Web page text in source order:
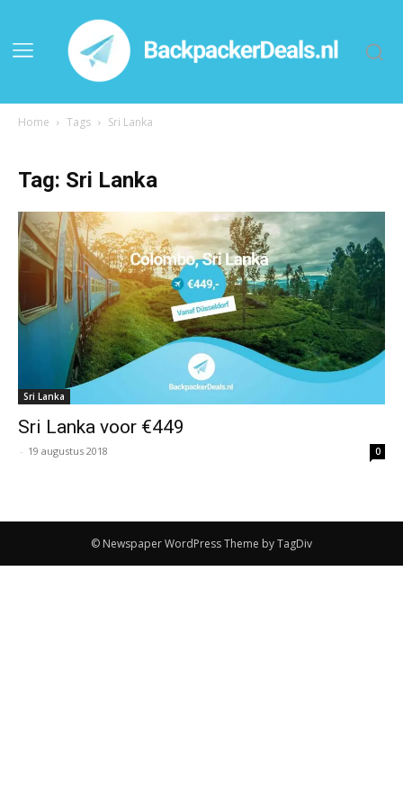
Home Tags Sri Lanka
Tag: Sri Lanka
Sri Lanka
Sri Lanka voor €449
- 19 augustus 2018 0
© Newspaper WordPress Theme by TagDiv